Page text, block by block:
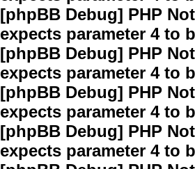
[phpBB Debug] PHP
expects parameter 4 to
[phpBB Debug] PHP
expects parameter 4 to
[phpBB Debug] PHP
expects parameter 4 to
[phpBB Debug] PHP
expects parameter 4 to